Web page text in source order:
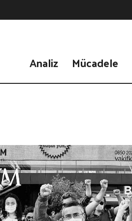
Analiz Mücadele